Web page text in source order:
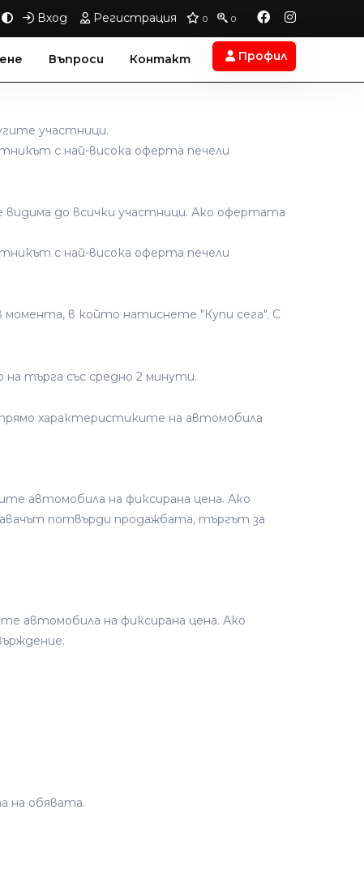
Вход Регистрация 0 0
Въпроси Контакт Профил
участници.
с най-висока оферта печели
до всички участници. Ако офертата
с най-висока оферта печели
в който натиснете "Купи сега". С
търга със средно 2 минути.
характеристиките на автомобила
автомобила на фиксирана цена. Ако
потвърди продажбата, търгът за
автомобила на фиксирана цена. Ако
на обявата.